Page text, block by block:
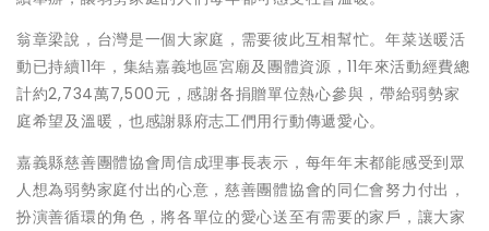
翁章梁說，台灣是一個大家庭，需要彼此互相幫忙。年菜送暖活
動已持續11年，集結嘉義地區宮廟及團體資源，11年來活動經費總
計約2,734萬7,500元，感謝各捐贈單位熱心參與，帶給弱勢家
庭希望及溫暖，也感謝縣府志工們用行動傳遞愛心。
嘉義縣慈善團體協會周信成理事長表示，每年年末都能感受到眾
人想為弱勢家庭付出的心意，慈善團體協會的同仁會努力付出，
扮演善循環的角色，將各單位的愛心送至有需要的家戶，讓大家